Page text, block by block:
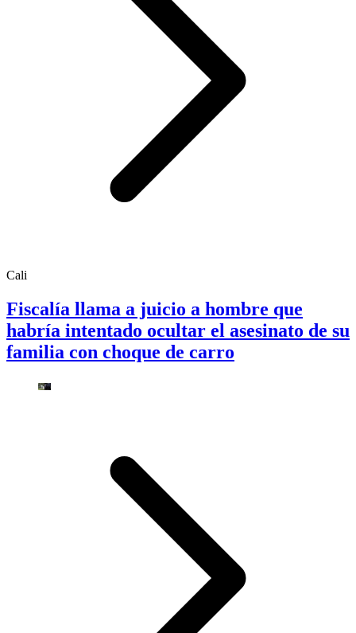
Cali
Fiscalía llama a juicio a hombre que
habría intentado ocultar el asesinato de su
familia con choque de carro